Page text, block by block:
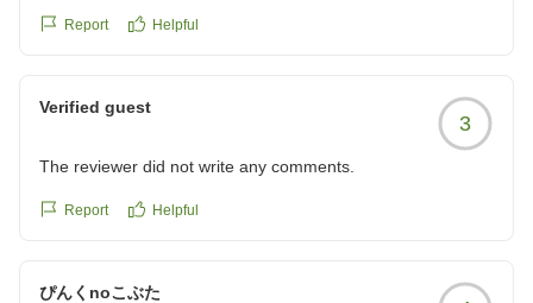
Report Helpful
Verified guest
3
The reviewer did not write any comments.
Report Helpful
ぴんくnoこぶた